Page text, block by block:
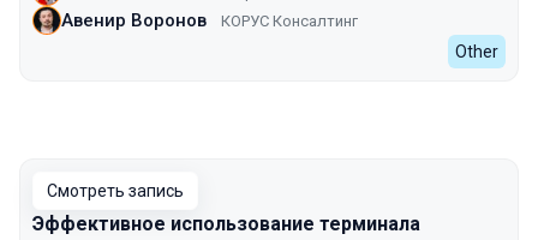
Авенир Воронов КОРУС Консалтинг
Other
Смотреть запись
Эффективное использование терминала